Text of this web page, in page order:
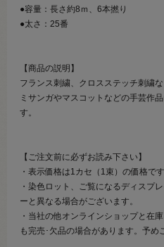
●容量：長さ約8ｍ、6本撚り
●太さ：25番
【商品の説明】
フランス刺繍、クロスステッチ刺繍
ミサンガやマスコットなどの手芸作
す。
【ご注文前に必ずお読み下さい】
・表示価格は1カセ（1束）の価格です
・染色ロット、ご覧になるディスプ
ーと異なる場合がございます。
・当社の他オンラインショップと在
も完売･欠品の場合があります。予め